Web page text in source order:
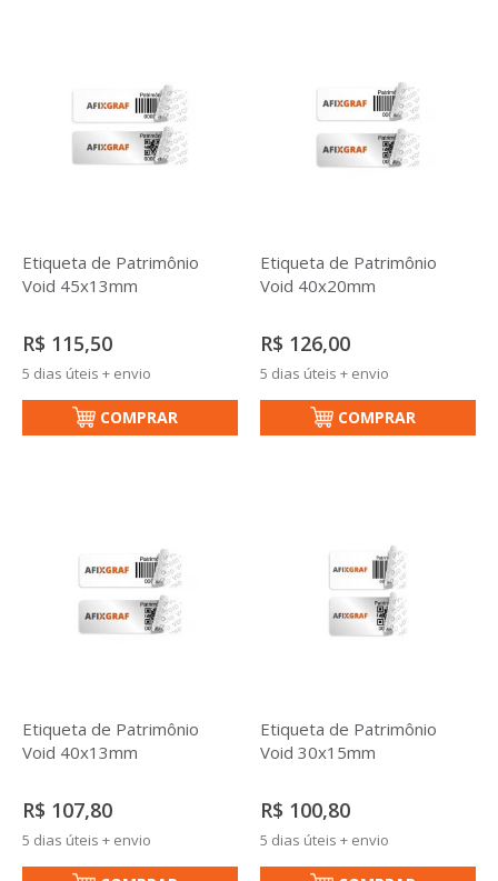
Etiqueta de Patrimônio
Void 45x13mm
R$ 115,50
5 dias úteis + envio
COMPRAR
Etiqueta de Patrimônio
Void 40x20mm
R$ 126,00
5 dias úteis + envio
COMPRAR
Etiqueta de Patrimônio
Void 40x13mm
R$ 107,80
5 dias úteis + envio
Etiqueta de Patrimônio
Void 30x15mm
R$ 100,80
5 dias úteis + envio